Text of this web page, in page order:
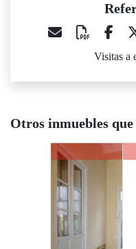
Visitas a
Otros inmuebles
J694